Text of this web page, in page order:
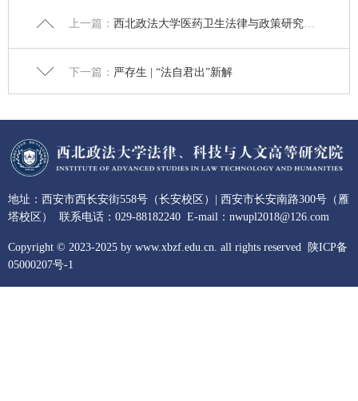
上一篇： 西北政法大学医药卫生法律与政策研究中心主任邱昭继教授一行赴浙江调研紧密型县域医共体建设工作
下一篇： 严存生 | “法自君出”新解
地址：西安市西长安街558号（长安校区）| 西安市长安南路300号（雁
塔校区） 联系电话：029-88182240 E-mail：nwupl2018@126.com
Copyright © 2023-2025 by www.xbzf.edu.cn. all rights reserved
陕ICP备
05000207号-1